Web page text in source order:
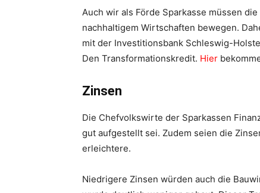
Auch wir als Förde Sparkasse müssen
nachhaltigem Wirtschaften bewegen.
mit der Investitionsbank Schleswig-
Den Transformationskredit. Hier
Zinsen
Die Chefvolkswirte der Sparkassen
gut aufgestellt sei. Zudem seien die
erleichtere.
Niedrigere Zinsen würden auch die